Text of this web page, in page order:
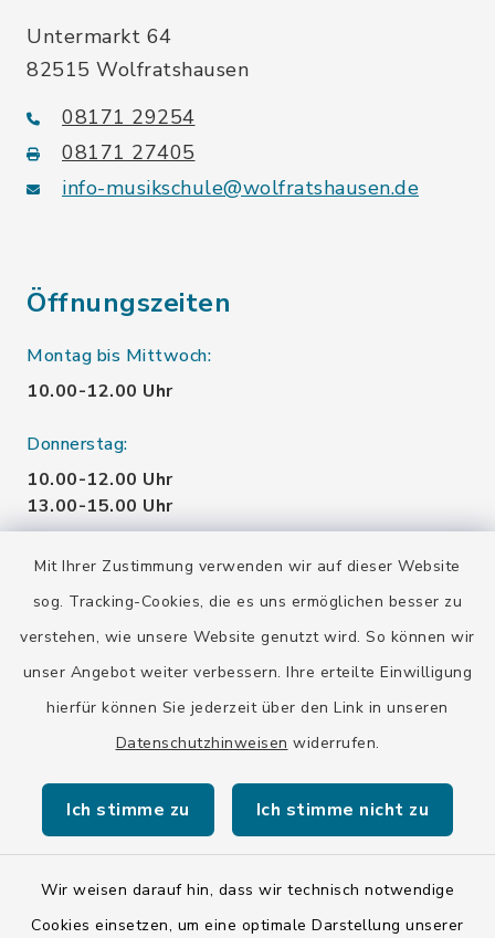
Mit Ihrer Zustimmung verwenden wir auf dieser Website
sog. Tracking-Cookies, die es uns ermöglichen besser zu
verstehen, wie unsere Website genutzt wird. So können wir
unser Angebot weiter verbessern. Ihre erteilte Einwilligung
hierfür können Sie jederzeit über den Link in unseren
Datenschutzhinweisen widerrufen.
Ich stimme zu Ich stimme nicht zu
Wir weisen darauf hin, dass wir technisch notwendige
Cookies einsetzen, um eine optimale Darstellung unserer
Untermarkt 64
82515 Wolfratshausen
08171 29254
08171 27405
info-musikschule@wolfratshausen.de
Öffnungszeiten
Montag bis Mittwoch:
10.00-12.00 Uhr
Donnerstag:
10.00-12.00 Uhr
13.00-15.00 Uhr
Öffnungszeiten möglich.
Kontakt
Barrierefreiheit
Impressum